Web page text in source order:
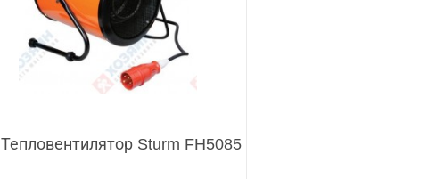
Тепловентилятор Sturm FH5085